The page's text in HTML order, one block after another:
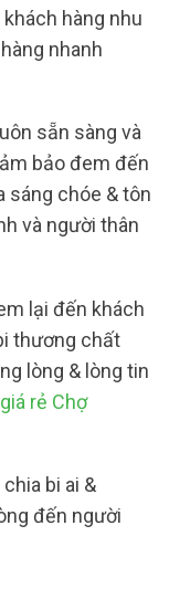
hàng nhu
nhanh
sẵn sàng và
bảo đem đến
sáng chóe & tôn
và người thân
lại đến khách
thương chất
lòng & lòng tin
rẻ Chợ
bi ai &
đến người